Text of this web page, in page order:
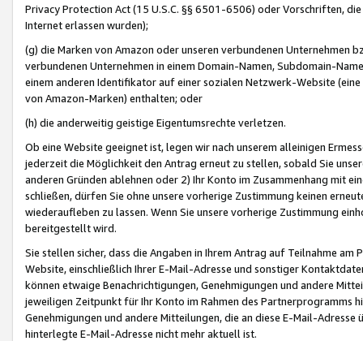
Privacy Protection Act (15 U.S.C. §§ 6501-6506) oder Vorschriften,
Internet erlassen wurden);
(g) die Marken von Amazon oder unseren verbundenen Unternehmen
verbundenen Unternehmen in einem Domain-Namen, Subdomain-
einem anderen Identifikator auf einer sozialen Netzwerk-Website
von Amazon-Marken) enthalten; oder
(h) die anderweitig geistige Eigentumsrechte verletzen.
Ob eine Website geeignet ist, legen wir nach unserem alleinigen
jederzeit die Möglichkeit den Antrag erneut zu stellen, sobald Sie
anderen Gründen ablehnen oder 2) Ihr Konto im Zusammenhang mit
schließen, dürfen Sie ohne unsere vorherige Zustimmung keinen
wiederaufleben zu lassen. Wenn Sie unsere vorherige Zustimmung
bereitgestellt wird.
Sie stellen sicher, dass die Angaben in Ihrem Antrag auf Teilnahme
Website, einschließlich Ihrer E-Mail-Adresse und sonstiger
können etwaige Benachrichtigungen, Genehmigungen und andere
jeweiligen Zeitpunkt für Ihr Konto im Rahmen des Partnerprogramms
Genehmigungen und andere Mitteilungen, die an diese E-Mail-
hinterlegte E-Mail-Adresse nicht mehr aktuell ist.